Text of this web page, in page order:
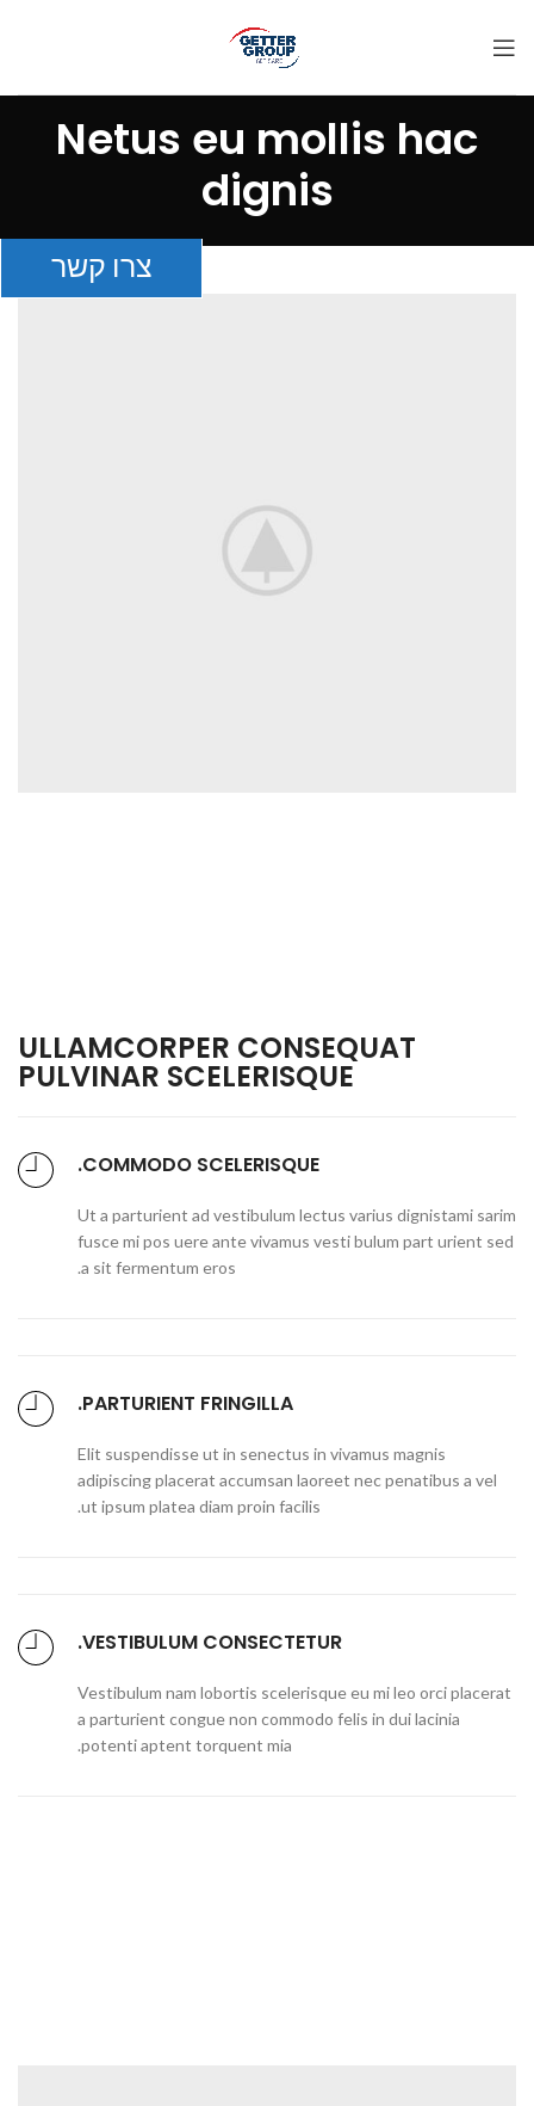
Netus eu mollis hac
dignis
ULLAMCORPER CONSEQUAT
PULVINAR SCELERISQUE
COMMODO SCELERISQUE.
Ut a parturient ad vestibulum lectus varius dignistami sarim
fusce mi pos uere ante vivamus vesti bulum part urient sed
a sit fermentum eros.
PARTURIENT FRINGILLA.
Elit suspendisse ut in senectus in vivamus magnis
adipiscing placerat accumsan laoreet nec penatibus a vel
ut ipsum platea diam proin facilis.
VESTIBULUM CONSECTETUR.
Vestibulum nam lobortis scelerisque eu mi leo orci placerat
a parturient congue non commodo felis in dui lacinia
potenti aptent torquent mia.
צרו קשר